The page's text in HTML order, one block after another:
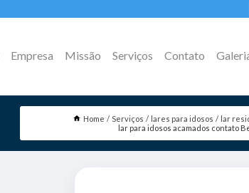
Empresa Missão Serviços Contato
Home Serviços lares para idosos
lar
lar para idosos acamados contato